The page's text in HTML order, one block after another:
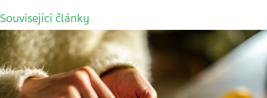
Související články